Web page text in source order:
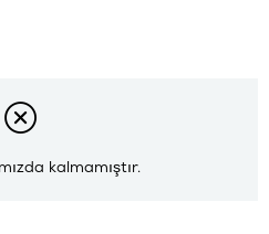
kalmamıştır.